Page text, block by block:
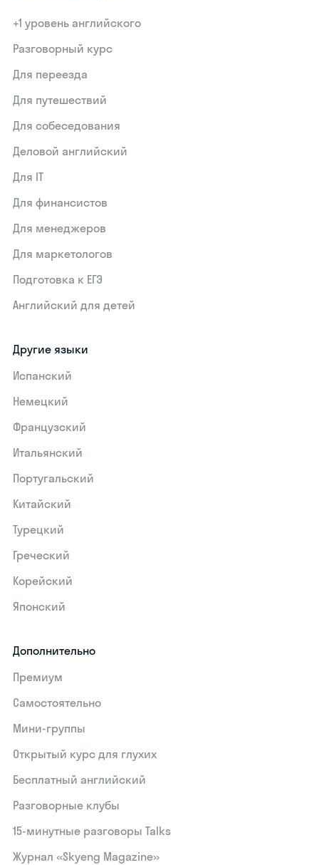
+1 уровень английского
Разговорный курс
Для переезда
Для путешествий
Для собеседования
Деловой английский
Для IT
Для финансистов
Для менеджеров
Для маркетологов
Подготовка к ЕГЭ
Английский для детей
Другие языки
Испанский
Немецкий
Французский
Итальянский
Португальский
Китайский
Турецкий
Греческий
Корейский
Японский
Дополнительно
Премиум
Самостоятельно
Мини-группы
Открытый курс для глухих
Бесплатный английский
Разговорные клубы
15‑минутные разговоры Talks
Журнал «Skyeng Magazine»